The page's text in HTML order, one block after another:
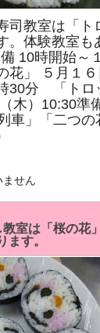
司教室は「ト
。体験教室も
10時開始～
花」 ５月１
30分 「トロ
木）10:30準
車」「二つの
ません
室は「桜の花
ます。